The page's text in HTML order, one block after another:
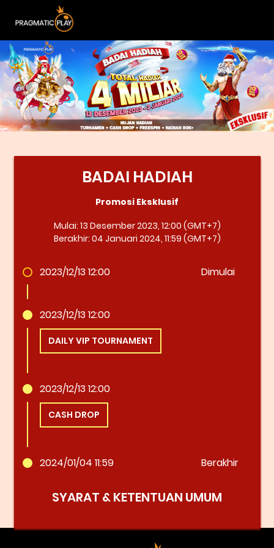
BADAI HADIAH
Promosi Eksklusif
Mulai: 13 Desember 2023, 12:00 (GMT+7)
Berakhir: 04 Januari 2024, 11:59 (GMT+7)
2023/12/13 12:00 Dimulai
2023/12/13 12:00
DAILY VIP TOURNAMENT
2023/12/13 12:00
CASH DROP
2024/01/04 11:59 Berakhir
SYARAT & KETENTUAN UMUM